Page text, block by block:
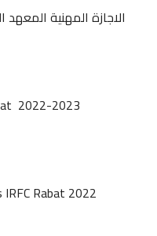
الاجازة المهنية المعهد
2022-2023
Rabat 2022